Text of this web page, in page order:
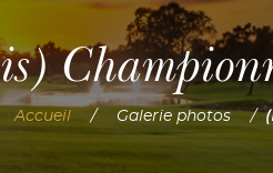
Accueil Galerie photos